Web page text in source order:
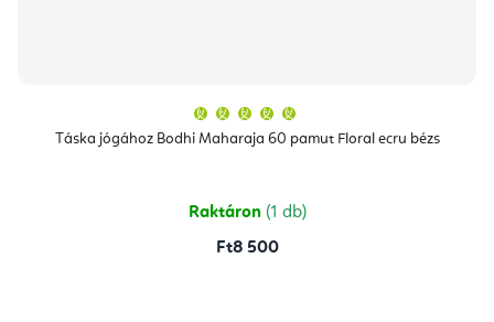
Táska jógához Bodhi Maharaja 60 pamut Floral ecru bézs
átlagos
értékelése
csillag.
Raktáron (1 db)
Ft8 500